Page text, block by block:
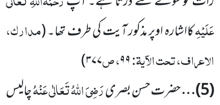
عَلَیْہِکااشارہ اوپر مذکور آیت کی طرف تھا۔(مدارک،
الاعراف، تحت الآیۃ:۹۹، ص۳۷۷)
(
5
)…حضرت حسن بصریرَضِیَ اللہُ تَعَالٰی عَنْہُچالیس